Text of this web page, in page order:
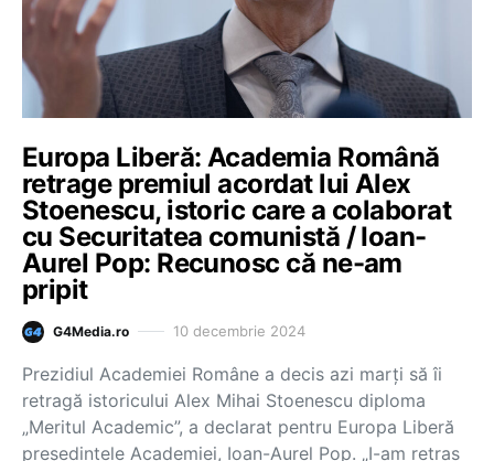
Europa Liberă: Academia Română
retrage premiul acordat lui Alex
Stoenescu, istoric care a colaborat
cu Securitatea comunistă / Ioan-
Aurel Pop: Recunosc că ne-am
pripit
G4Media.ro 10 decembrie 2024
Prezidiul Academiei Române a decis azi marți să îi
retragă istoricului Alex Mihai Stoenescu diploma
„Meritul Academic”, a declarat pentru Europa Liberă
președintele Academiei, Ioan-Aurel Pop. „I-am retras